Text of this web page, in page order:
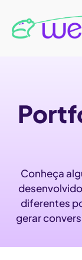
Conheça
diferentes
gerar